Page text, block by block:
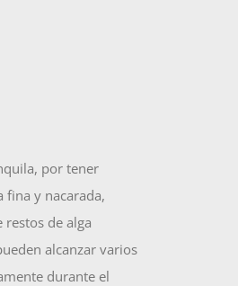
por tener
fina y nacarada,
de alga
alcanzar varios
durante el